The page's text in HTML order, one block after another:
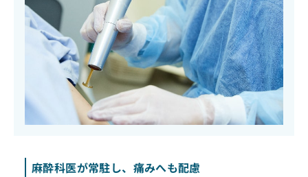
麻酔科医が常駐し、痛みへも配慮